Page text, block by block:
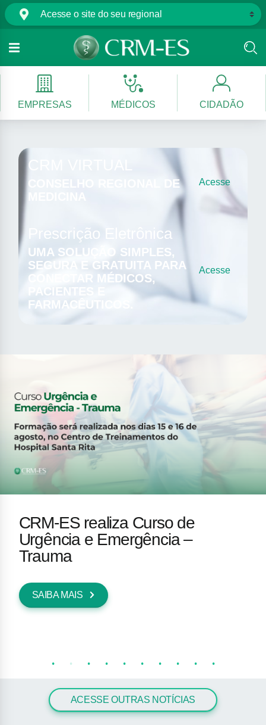
EMPRESAS MÉDICOS CIDADÃO
CRM VIRTUAL
CONSELHO REGIONAL DE
MEDICINA
Acesse
Prescrição Eletrônica
UMA SOLUÇÃO SIMPLES,
SEGURA E GRATUITA PARA
CONECTAR MÉDICOS,
PACIENTES E
FARMACÊUTICOS.
Acesse
CRM-ES realiza Curso de
Urgência e Emergência –
Trauma
SAIBA MAIS
ACESSE OUTRAS NOTÍCIAS